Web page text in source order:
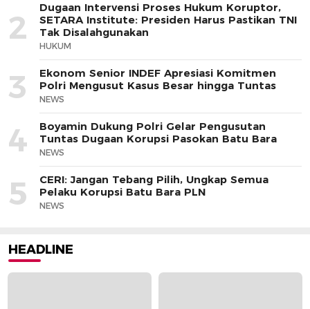
2
Dugaan Intervensi Proses Hukum Koruptor,
SETARA Institute: Presiden Harus Pastikan TNI
Tak Disalahgunakan
HUKUM
3
Ekonom Senior INDEF Apresiasi Komitmen
Polri Mengusut Kasus Besar hingga Tuntas
NEWS
4
Boyamin Dukung Polri Gelar Pengusutan
Tuntas Dugaan Korupsi Pasokan Batu Bara
NEWS
5
CERI: Jangan Tebang Pilih, Ungkap Semua
Pelaku Korupsi Batu Bara PLN
NEWS
HEADLINE